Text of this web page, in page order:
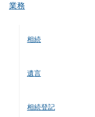
業務
相続
遺言
相続登記